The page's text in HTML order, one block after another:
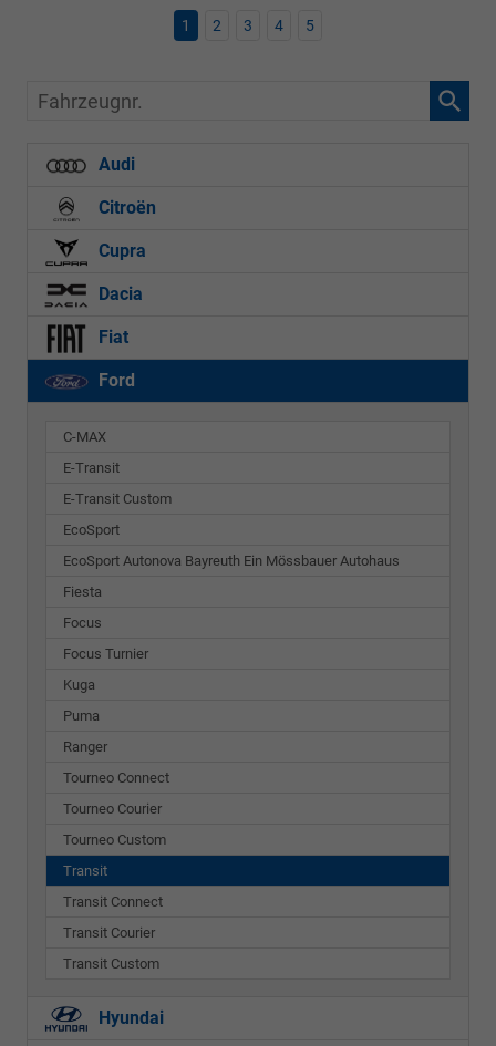
1 2 3 4 5
Fahrzeugnr.
Audi
Citroën
Cupra
Dacia
Fiat
Ford
C-MAX
E-Transit
E-Transit Custom
EcoSport
EcoSport Autonova Bayreuth Ein Mössbauer Autohaus
Fiesta
Focus
Focus Turnier
Kuga
Puma
Ranger
Tourneo Connect
Tourneo Courier
Tourneo Custom
Transit
Transit Connect
Transit Courier
Transit Custom
Hyundai